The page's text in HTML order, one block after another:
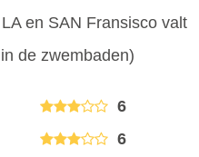
en SAN Fransisco valt
de zwembaden)
6
6